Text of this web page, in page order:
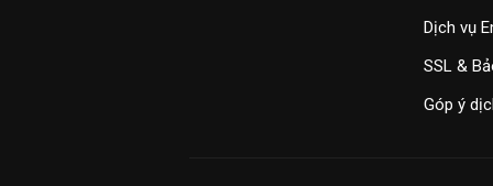
Dịch vụ
SSL &
Góp ý